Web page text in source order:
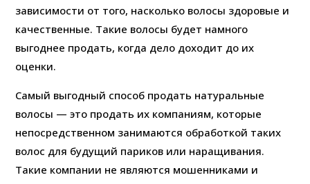
зависимости от того, насколько волосы здоровые и
качественные. Такие волосы будет намного
выгоднее продать, когда дело доходит до их
оценки.
Самый выгодный способ продать натуральные
волосы — это продать их компаниям, которые
непосредственном занимаются обработкой таких
волос для будущий париков или наращивания.
Такие компании не являются мошенниками и